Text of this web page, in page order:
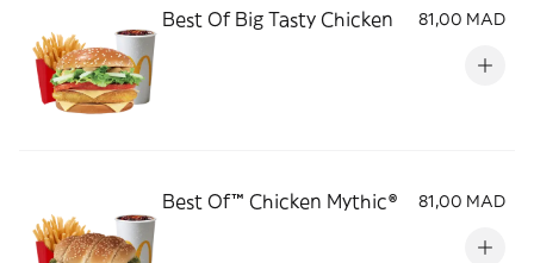
Best Of Big Tasty Chicken 81,00 MAD
Best Of™ Chicken Mythic® 81,00 MAD